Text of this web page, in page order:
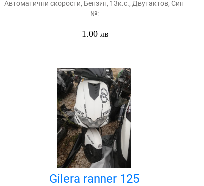
Автоматични скорости, Бензин, 13к.с., Двутактов, Син
№:
1.00 лв
Gilera ranner 125